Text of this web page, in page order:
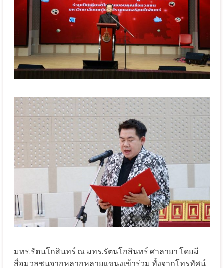
มทร.รัตนโกสินทร์ ณ มทร.รัตนโกสินทร์ ศาลายา โดยมี
สื่อมวลชนจากหลากหลายแขนงเข้าร่วม ทั้งจากโทรทัศน์